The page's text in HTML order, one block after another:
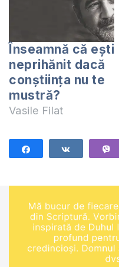
Înseamnă că eşti
neprihănit dacă
conştiinţa nu te
mustră?
Vasile Filat